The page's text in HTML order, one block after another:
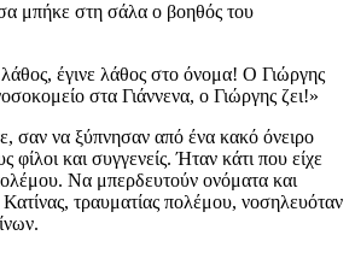
μπήκε στη σάλα ο βοηθός του
έγινε λάθος στο όνομα! Ο Γιώργης
στα Γιάννενα, ο Γιώργης ζει!»
σαν να ξύπνησαν από ένα κακό όνειρο
φίλοι και συγγενείς. Ήταν κάτι που είχε
Να μπερδευτούν ονόματα και
τραυματίας πολέμου, νοσηλευόταν